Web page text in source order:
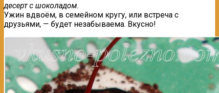
десерт с шоколадом.
Ужин вдвоём, в семейном кругу, или встреча с
друзьями, — будет незабываема. Вкусно!